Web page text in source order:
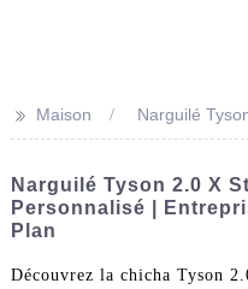
>> Maison Narguilé
Narguilé Tyson 2.0 X
Personnalisé |
Plan
Découvrez la chicha Tyson